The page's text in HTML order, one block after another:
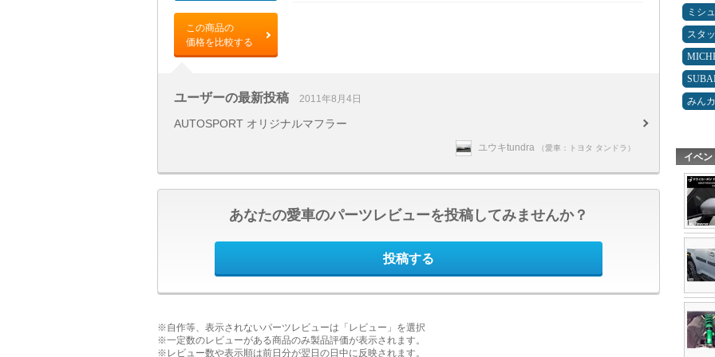
この商品の
価格を比較する
ユーザーの最新投稿 2011年8月4日
AUTOSPORT オリジナルマフラー
ユウキtundra （愛車：トヨタ タンドラ）
あなたの愛車のパーツレビューを投稿してみませんか？
投稿する
※自作等、表示されないパーツレビューは「レビュー」を選択
※一定数のレビューがある商品のみ製品評価が表示されます。
※レビュー数や表示順は前日分が翌日の日中に反映されます。
ミシ
スタ
みん
イベ